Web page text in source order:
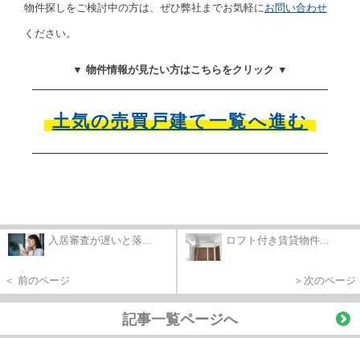
物件探しをご検討中の方は、ぜひ弊社までお気軽に お問い合わせ
ください。
▼ 物件情報が見たい方はこちらをクリック ▼
土気の売買戸建て一覧へ進む
入居審査が遅いと落...
＜ 前のページ
ロフト付き賃貸物件...
＞次のページ
記事一覧ページへ